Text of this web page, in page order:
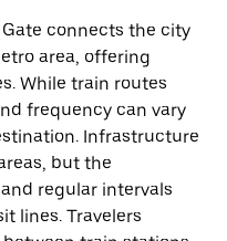
connects the city
area, offering
While train routes
frequency can vary
Infrastructure
but the
regular intervals
lines. Travelers